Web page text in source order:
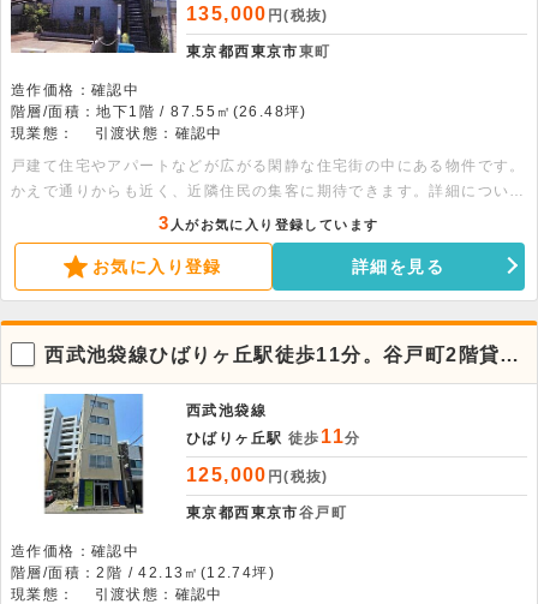
135,000 円(税抜)
東京都西東京市東町
造作価格：確認中
階層/面積：地下1階 / 87.55㎡(26.48坪)
現業態：
引渡状態：確認中
戸建て住宅やアパートなどが広がる閑静な住宅街の中にある物件です。
かえで通りからも近く、近隣住民の集客に期待できます。詳細について
はお問い合わせください。
3 人がお気に入り登録しています
お気に入り登録 詳細を見る
西武池袋線ひばりヶ丘駅徒歩11分。谷戸町2階貸事
務所 。
西武池袋線
ひばりヶ丘駅 徒歩 11分
125,000 円(税抜)
東京都西東京市谷戸町
造作価格：確認中
階層/面積：2階 / 42.13㎡(12.74坪)
現業態：
引渡状態：確認中